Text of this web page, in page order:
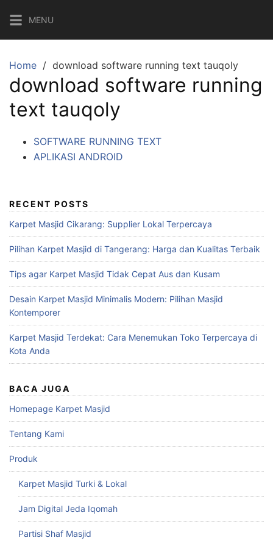
MENU
Home download software running text tauqoly
download software running
text tauqoly
SOFTWARE RUNNING TEXT
APLIKASI ANDROID
RECENT POSTS
Karpet Masjid Cikarang: Supplier Lokal Terpercaya
Pilihan Karpet Masjid di Tangerang: Harga dan Kualitas Terbaik
Tips agar Karpet Masjid Tidak Cepat Aus dan Kusam
Desain Karpet Masjid Minimalis Modern: Pilihan Masjid
Kontemporer
Karpet Masjid Terdekat: Cara Menemukan Toko Terpercaya di
Kota Anda
BACA JUGA
Homepage Karpet Masjid
Tentang Kami
Produk
Karpet Masjid Turki & Lokal
Jam Digital Jeda Iqomah
Partisi Shaf Masjid